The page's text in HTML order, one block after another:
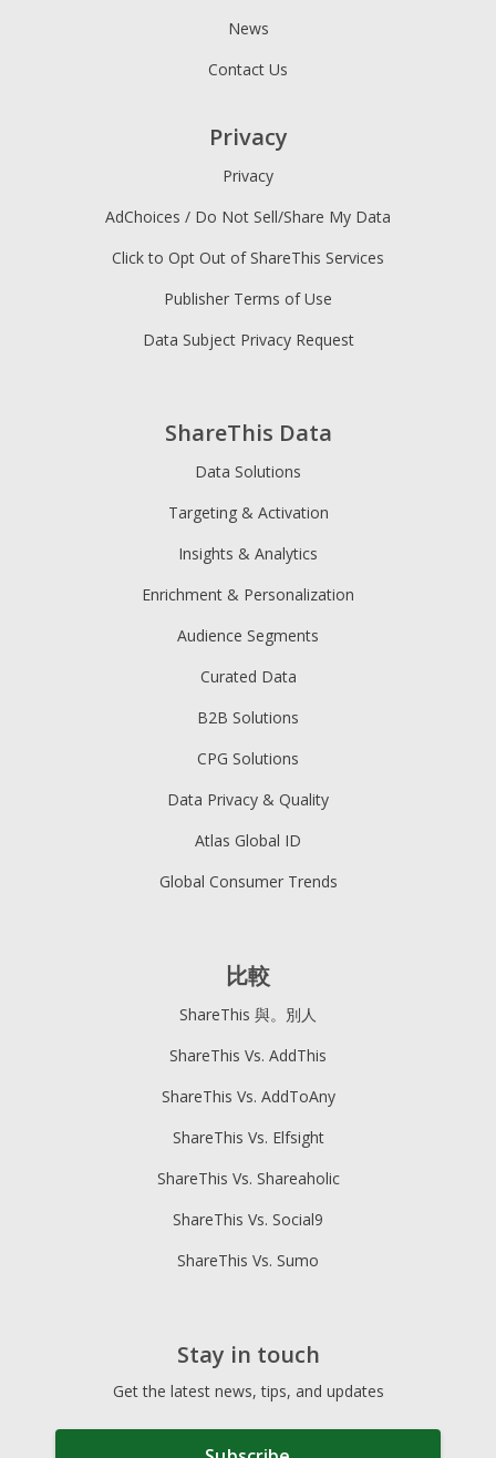
ShareThis Data
Data Solutions
Targeting & Activation
Insights & Analytics
Enrichment & Personalization
Audience Segments
Curated Data
B2B Solutions
CPG Solutions
Data Privacy & Quality
Atlas Global ID
Global Consumer Trends
News
Contact Us
Privacy
Privacy
AdChoices / Do Not Sell/Share My Data
Click to Opt Out of ShareThis Services
Publisher Terms of Use
Data Subject Privacy Request
比較
ShareThis 與。別人
ShareThis Vs. AddThis
ShareThis Vs. AddToAny
ShareThis Vs. Elfsight
ShareThis Vs. Shareaholic
ShareThis Vs. Social9
ShareThis Vs. Sumo
Stay in touch
Get the latest news, tips, and updates